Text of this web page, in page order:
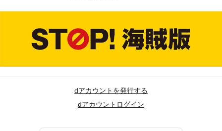
dアカウントを発行する
dアカウントログイン